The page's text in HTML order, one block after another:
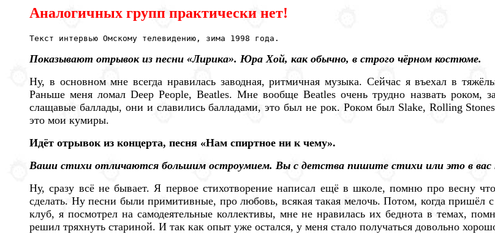
Аналогичных групп практически нет!
Текст интервью Омскому телевидению, зима 1998 года.
Показывают отрывок из песни «Лирика». Юра Хой, как обычно, в строго чёрном костюме.
Ну, в основном мне всегда нравилась заводная, ритмичная музыка. Сейчас я въехал в
Раньше меня ломал Deep People, Beatles. Мне вообще Beatles очень трудно назвать
слащавые баллады, они и славились балладами, это был не рок. Роком был Slake, Rolling
это мои кумиры.
Идёт отрывок из концерта, песня «Нам спиртное ни к чему».
Ваши стихи отличаются большим остроумием. Вы с детства пишите стихи или это в вас
Ну, сразу всё не бывает. Я первое стихотворение написал ещё в школе, помню про весну
сделать. Ну песни были примитивные, про любовь, всякая такая мелочь. Потом, когда пришёл
клуб, я посмотрел на самодеятельные коллективы, мне не нравилась их беднота в темах,
решил тряхнуть стариной. И так как опыт уже остался, у меня стало получаться довольно